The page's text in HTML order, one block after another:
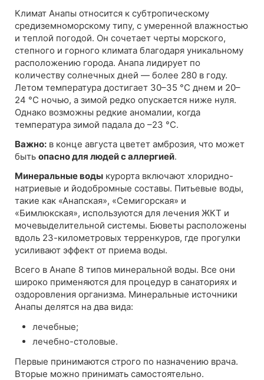
Климат Анапы относится к субтропическому
средиземноморскому типу, с умеренной влажностью
и теплой погодой. Он сочетает черты морского,
степного и горного климата благодаря уникальному
расположению города. Анапа лидирует по
количеству солнечных дней — более 280 в году.
Летом температура достигает 30–35 °C днем и 20–
24 °C ночью, а зимой редко опускается ниже нуля.
Однако возможны редкие аномалии, когда
температура зимой падала до –23 °C.
Важно: в конце августа цветет амброзия, что может
быть опасно для людей с аллергией.
Минеральные воды курорта включают хлоридно-
натриевые и йодобромные составы. Питьевые воды,
такие как «Анапская», «Семигорская» и
«Бимлюкская», используются для лечения ЖКТ и
мочевыделительной системы. Бюветы расположены
вдоль 23-километровых терренкуров, где прогулки
усиливают эффект от приема воды.
Всего в Анапе 8 типов минеральной воды. Все они
широко применяются для процедур в санаториях и
оздоровления организма. Минеральные источники
Анапы делятся на два вида:
лечебные;
лечебно-столовые.
Первые принимаются строго по назначению врача.
Вторые можно принимать самостоятельно.